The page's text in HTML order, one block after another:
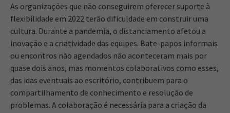
As organizações que não conseguirem oferecer suporte à
flexibilidade em 2022 terão dificuldade em construir uma
cultura. Durante a pandemia, o distanciamento afetou a
inovação e a criatividade das equipes. Bate-papos informais
ou encontros não agendados não aconteceram mais por
quase dois anos, mas momentos colaborativos como esses,
das idas eventuais ao escritório, contribuem para o
compartilhamento de conhecimento e resolução de
problemas. A colaboração é necessária para a criação da